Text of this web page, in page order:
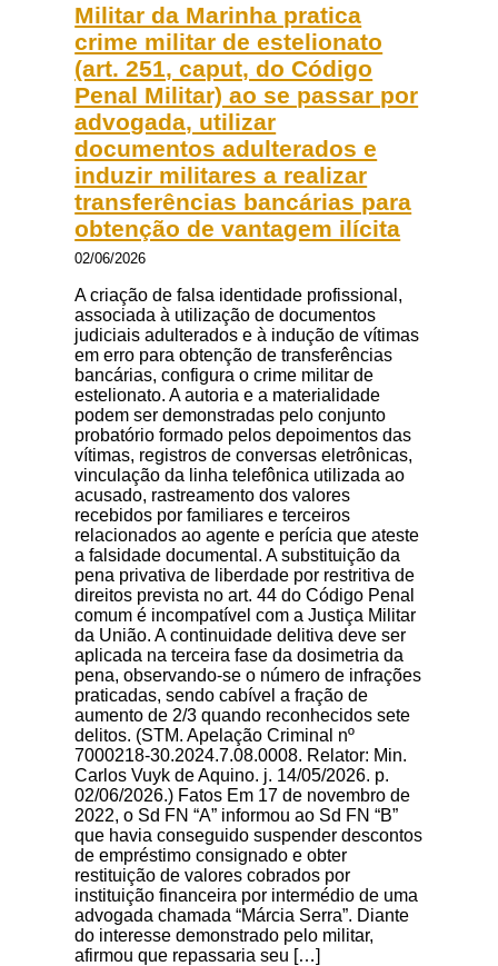
Militar da Marinha pratica
crime militar de estelionato
(art. 251, caput, do Código
Penal Militar) ao se passar por
advogada, utilizar
documentos adulterados e
induzir militares a realizar
transferências bancárias para
obtenção de vantagem ilícita
02/06/2026
A criação de falsa identidade profissional,
associada à utilização de documentos
judiciais adulterados e à indução de vítimas
em erro para obtenção de transferências
bancárias, configura o crime militar de
estelionato. A autoria e a materialidade
podem ser demonstradas pelo conjunto
probatório formado pelos depoimentos das
vítimas, registros de conversas eletrônicas,
vinculação da linha telefônica utilizada ao
acusado, rastreamento dos valores
recebidos por familiares e terceiros
relacionados ao agente e perícia que ateste
a falsidade documental. A substituição da
pena privativa de liberdade por restritiva de
direitos prevista no art. 44 do Código Penal
comum é incompatível com a Justiça Militar
da União. A continuidade delitiva deve ser
aplicada na terceira fase da dosimetria da
pena, observando-se o número de infrações
praticadas, sendo cabível a fração de
aumento de 2/3 quando reconhecidos sete
delitos. (STM. Apelação Criminal nº
7000218-30.2024.7.08.0008. Relator: Min.
Carlos Vuyk de Aquino. j. 14/05/2026. p.
02/06/2026.) Fatos Em 17 de novembro de
2022, o Sd FN “A” informou ao Sd FN “B”
que havia conseguido suspender descontos
de empréstimo consignado e obter
restituição de valores cobrados por
instituição financeira por intermédio de uma
advogada chamada “Márcia Serra”. Diante
do interesse demonstrado pelo militar,
afirmou que repassaria seu […]